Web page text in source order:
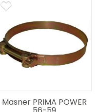
Masner PRIMA POWER